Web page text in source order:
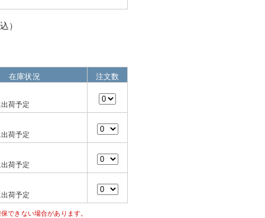
）
在庫状況 注文数
荷予定
荷予定
荷予定
荷予定
できない場合があります。